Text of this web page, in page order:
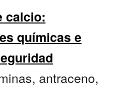
calcio:
químicas e
antraceno,